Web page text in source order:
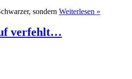
sondern Weiterlesen »
verfehlt…